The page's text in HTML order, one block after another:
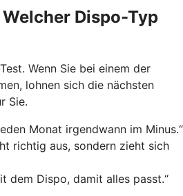
Dispo-Typ
Wenn Sie bei einem der
lohnen sich die nächsten
Sie.
Monat irgendwann im Minus.“
richtig aus, sondern zieht sich
dem Dispo, damit alles passt.“